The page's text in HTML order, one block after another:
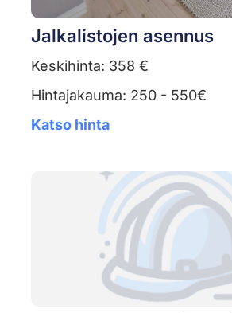
Jalkalistojen asennus
Keskihinta: 358 €
Hintajakauma: 250 - 550€
Katso hinta